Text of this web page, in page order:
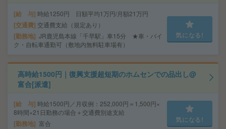
給 与 時給1250円 日額平均1万円/月額21万円
交通費 交通費支給（規定あり）
勤務地 JR鹿児島本線「千早駅」車15分 ★車・バイ
ク・自転車通勤可（敷地内無料駐車場有）
気になる!
高時給1500円｜復興支援超短期のホムセンでの品出し@
富合[派遣]
給 与 時給1500円／月収例：252,000円＝1,500円×
8時間×21日勤務の場合＋交通費別途支給
勤務地 富合 気になる!